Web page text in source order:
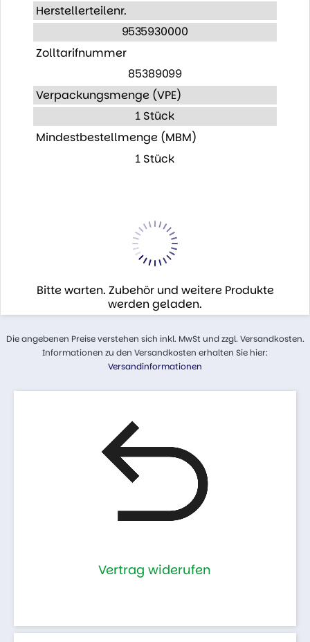
Herstellerteilenr.
9535930000
Zolltarifnummer
85389099
Verpackungsmenge (VPE)
1 Stück
Mindestbestellmenge (MBM)
1 Stück
Bitte warten. Zubehör und weitere Produkte
werden geladen.
Die angebenen Preise verstehen sich inkl. MwSt und zzgl. Versandkosten.
Informationen zu den Versandkosten erhalten Sie hier:
Versandinformationen
Vertrag widerufen